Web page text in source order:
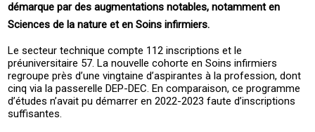
démarque par des augmentations notables, notamment en
Sciences de la nature et en Soins infirmiers.
Le secteur technique compte 112 inscriptions et le
préuniversitaire 57. La nouvelle cohorte en Soins infirmiers
regroupe près d’une vingtaine d’aspirantes à la profession, dont
cinq via la passerelle DEP-DEC. En comparaison, ce programme
d’études n’avait pu démarrer en 2022-2023 faute d’inscriptions
suffisantes.